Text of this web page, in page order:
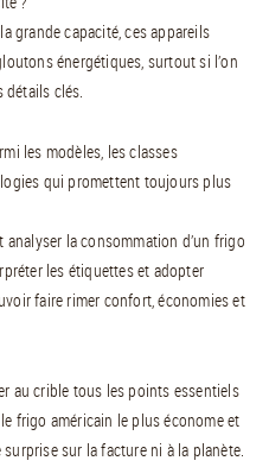
grande capacité, ces appareils
énergétiques, surtout si l’on
détails clés.
les modèles, les classes
qui promettent toujours plus
la consommation d’un frigo
les étiquettes et adopter
faire rimer confort, économies et
au crible tous les points essentiels
frigo américain le plus économe et
sur la facture ni à la planète.